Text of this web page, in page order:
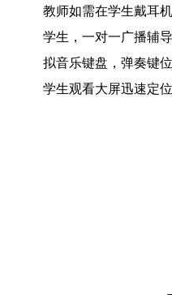
教师如需在学生戴耳
学生，一对一广播辅
拟音乐键盘，弹奏键
学生观看大屏迅速定